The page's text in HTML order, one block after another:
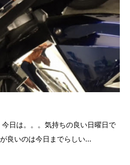
日は。。。気持ちの良い日曜日で
良いのは今日までらしい...